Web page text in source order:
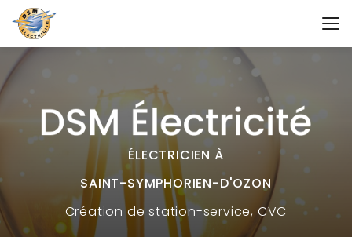
Aller
au
contenu
principal
ÉLECTRICIEN À
SAINT-SYMPHORIEN-D'OZON
Créationde station-service, CVC